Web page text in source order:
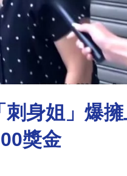
刺身姐」爆
獎金